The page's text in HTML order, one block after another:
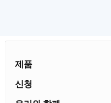
제품
신청